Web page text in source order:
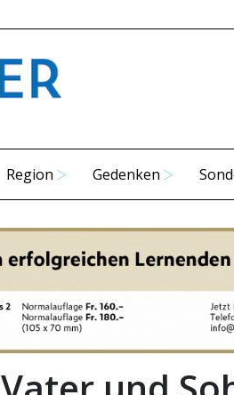
Region Gedenken